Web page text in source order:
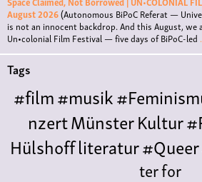
August 2026(Autonomous BiPoC Referat —
is not an innocent backdrop. And this August, we
Un•colonial Film Festival — five days of BiPoC-led
Tags
#film#musik
nzertMünsterKultur
Hülshoffliteratur#Queer
ter for